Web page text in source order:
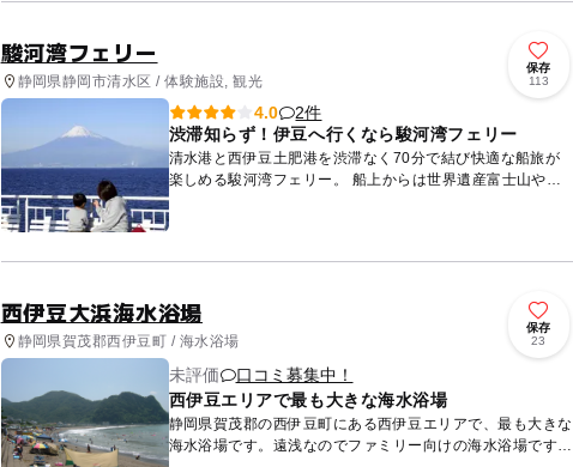
駿河湾フェリー
静岡県静岡市清水区 / 体験施設, 観光
保存
113
4.0
2件
渋滞知らず！伊豆へ行くなら駿河湾フェリー
清水港と西伊豆土肥港を渋滞なく70分で結び快適な船旅が
楽しめる駿河湾フェリー。 船上からは世界遺産富士山や構
成資産三保松原など駿河湾が織りなす四季折々の風景を眺め
ることがで...
西伊豆大浜海水浴場
静岡県賀茂郡西伊豆町 / 海水浴場
保存
23
未評価
口コミ募集中！
西伊豆エリアで最も大きな海水浴場
静岡県賀茂郡の西伊豆町にある西伊豆エリアで、最も大きな
海水浴場です。遠浅なのでファミリー向けの海水浴場です。